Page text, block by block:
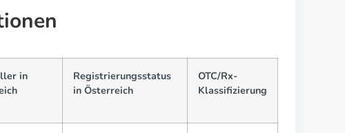
in
Registrierungsstatus
in Österreich
OTC/Rx-
Klassifizierung